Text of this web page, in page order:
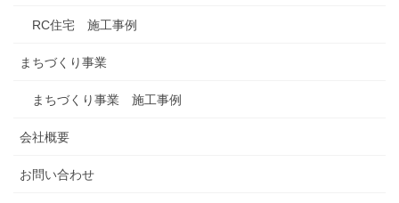
RC住宅 施工事例
まちづくり事業
まちづくり事業 施工事例
会社概要
お問い合わせ